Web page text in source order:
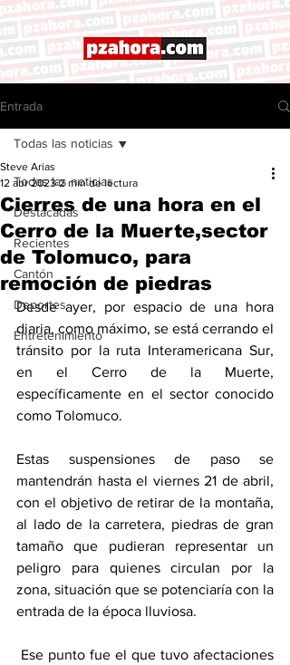
Entrada
Todas las noticias
Destacadas
Recientes
Cantón
Deportes
Entretenimiento
Todas las noticias
Cierres de una hora en el
Cerro de la Muerte,sector
de Tolomuco, para
remoción de piedras
Steve Arias
12 abr 2023 2 min de lectura
Desde ayer, por espacio de una hora
diaria, como máximo, se está cerrando el
tránsito por la ruta Interamericana Sur,
en el Cerro de la Muerte,
específicamente en el sector conocido
como Tolomuco.
Estas suspensiones de paso se
mantendrán hasta el viernes 21 de abril,
con el objetivo de retirar de la montaña,
al lado de la carretera, piedras de gran
tamaño que pudieran representar un
peligro para quienes circulan por la
zona, situación que se potenciaría con la
entrada de la época lluviosa.